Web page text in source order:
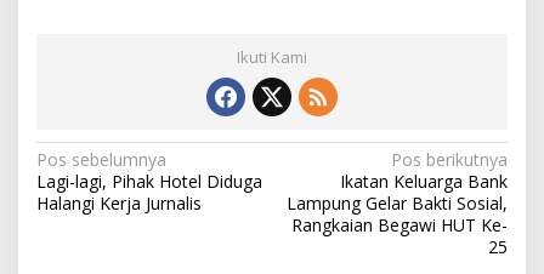
Ikuti Kami
N
a
Pos sebelumnya
Lagi-lagi, Pihak Hotel Diduga
Halangi Kerja Jurnalis
Pos berikutnya
Ikatan Keluarga Bank
Lampung Gelar Bakti Sosial,
Rangkaian Begawi HUT Ke-
25